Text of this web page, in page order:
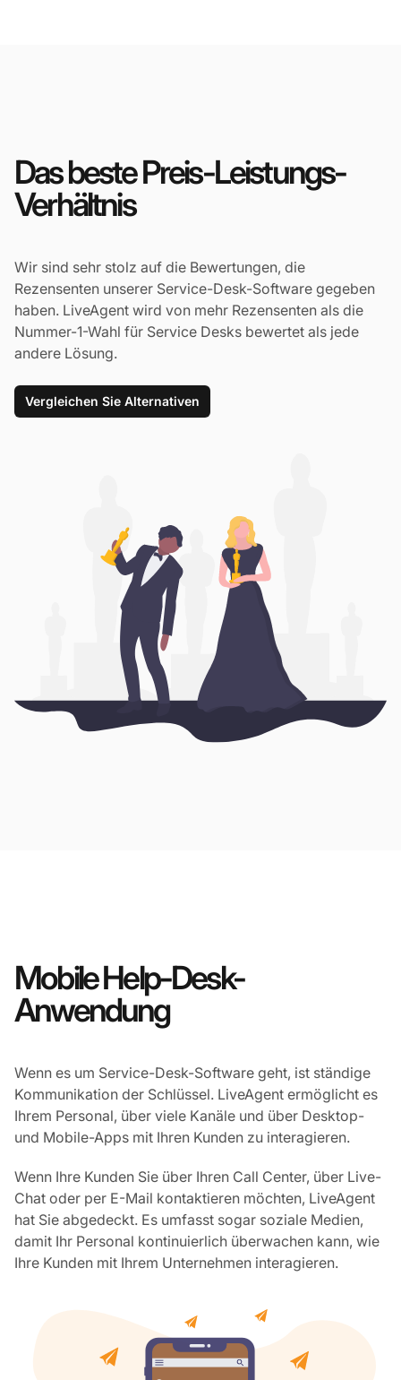
Das beste Preis-Leistungs-
Verhältnis
Wir sind sehr stolz auf die Bewertungen, die
Rezensenten unserer Service-Desk-Software gegeben
haben. LiveAgent wird von mehr Rezensenten als die
Nummer-1-Wahl für Service Desks bewertet als jede
andere Lösung.
Vergleichen Sie Alternativen
Mobile Help-Desk-
Anwendung
Wenn es um Service-Desk-Software geht, ist ständige
Kommunikation der Schlüssel. LiveAgent ermöglicht es
Ihrem Personal, über viele Kanäle und über Desktop-
und Mobile-Apps mit Ihren Kunden zu interagieren.
Wenn Ihre Kunden Sie über Ihren Call Center, über Live-
Chat oder per E-Mail kontaktieren möchten, LiveAgent
hat Sie abgedeckt. Es umfasst sogar soziale Medien,
damit Ihr Personal kontinuierlich überwachen kann, wie
Ihre Kunden mit Ihrem Unternehmen interagieren.